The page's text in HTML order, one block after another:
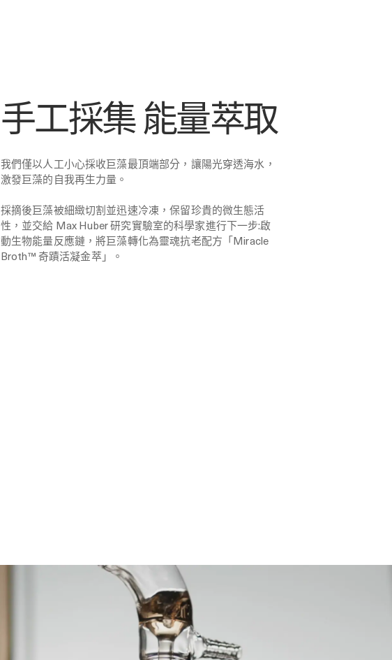
手工採集 能量萃取
我們僅以人工小心採收巨藻最頂端部分，讓陽光穿透海水，
激發巨藻的自我再生力量。
採摘後巨藻被細緻切割並迅速冷凍，保留珍貴的微生態活
性，並交給 Max Huber 研究實驗室的科學家進行下一步:啟
動生物能量反應鏈，將巨藻轉化為靈魂抗老配方「Miracle
Broth™ 奇蹟活凝金萃」。